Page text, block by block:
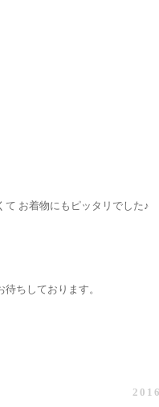
お着物にもピッタリでした♪
ちしております。